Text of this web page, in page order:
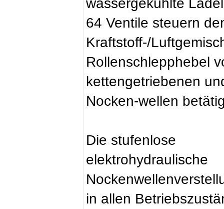
wassergekühlte
64 Ventile steuern
Kraftstoff-/
Rollenschlepphebel
kettengetriebenen
Nocken-wellen
Die stufenlose
elektrohydraulische
in allen